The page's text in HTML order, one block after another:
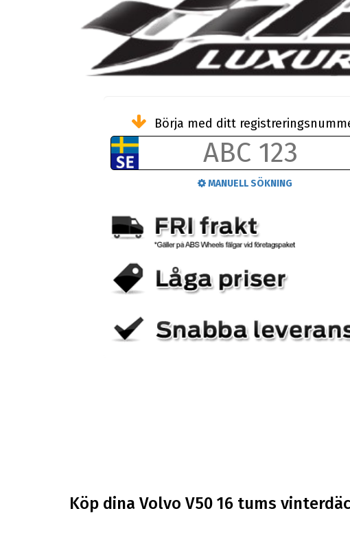
Börja med ditt
MANUELL SÖKNING
Köp dina Volvo V50 16 tums